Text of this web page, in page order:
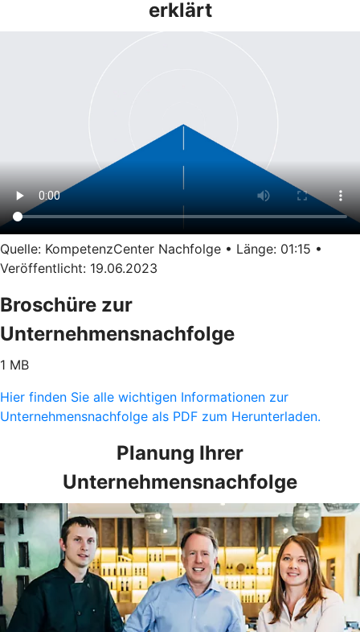
erklärt
Quelle: KompetenzCenter Nachfolge • Länge: 01:15 •
Veröffentlicht: 19.06.2023
Broschüre zur
Unternehmensnachfolge
1 MB
Hier finden Sie alle wichtigen Informationen zur
Unternehmensnachfolge als PDF zum Herunterladen.
Planung Ihrer
Unternehmensnachfolge